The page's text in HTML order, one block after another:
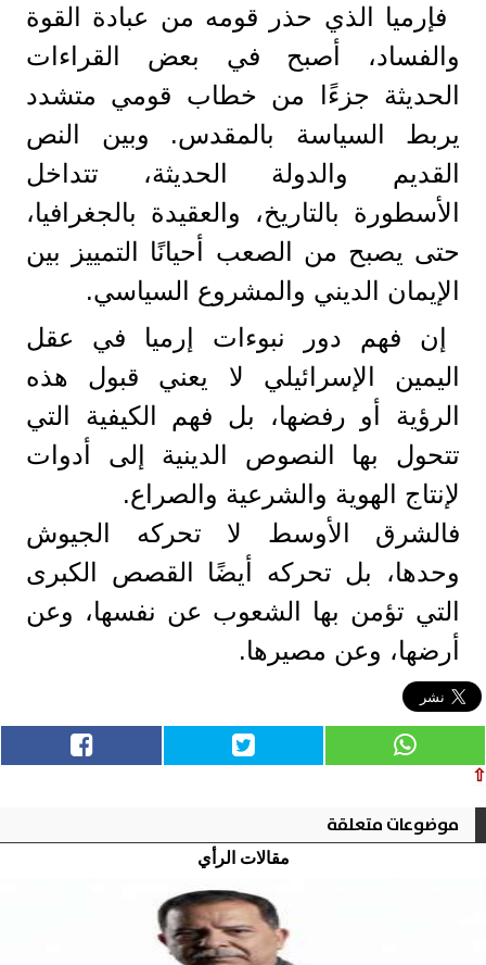
فإرميا الذي حذر قومه من عبادة القوة
والفساد، أصبح في بعض القراءات
الحديثة جزءًا من خطاب قومي متشدد
يربط السياسة بالمقدس. وبين النص
القديم والدولة الحديثة، تتداخل
الأسطورة بالتاريخ، والعقيدة بالجغرافيا،
حتى يصبح من الصعب أحيانًا التمييز بين
الإيمان الديني والمشروع السياسي.
إن فهم دور نبوءات إرميا في عقل
اليمين الإسرائيلي لا يعني قبول هذه
الرؤية أو رفضها، بل فهم الكيفية التي
تتحول بها النصوص الدينية إلى أدوات
لإنتاج الهوية والشرعية والصراع.
فالشرق الأوسط لا تحركه الجيوش
وحدها، بل تحركه أيضًا القصص الكبرى
التي تؤمن بها الشعوب عن نفسها، وعن
أرضها، وعن مصيرها.
⇧
موضوعات متعلقة
مقالات الرأي